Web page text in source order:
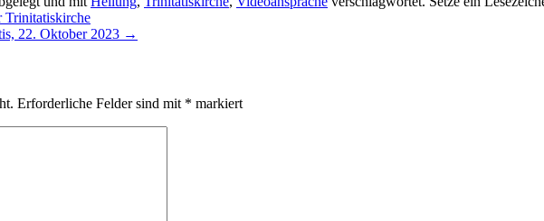
Trinitatiskirche
22. Oktober 2023 →
Erforderliche Felder sind mit * markiert